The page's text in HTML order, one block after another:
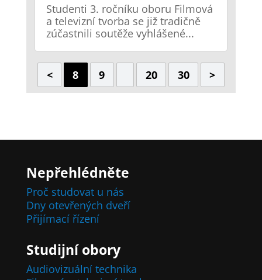
Studenti 3. ročníku oboru Filmová
a televizní tvorba se již tradičně
zúčastnili soutěže vyhlášené...
< 8 9 20 30 >
Nepřehlédněte
Proč studovat u nás
Dny otevřených dveří
Přijímací řízení
Studijní obory
Audiovizuální technika